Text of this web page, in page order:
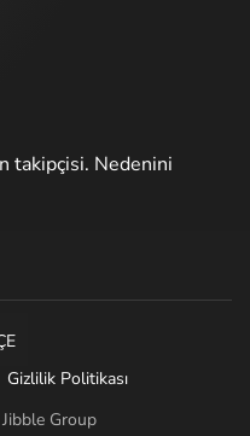
takipçisi. Nedenini
Group
Gizlilik Politikası